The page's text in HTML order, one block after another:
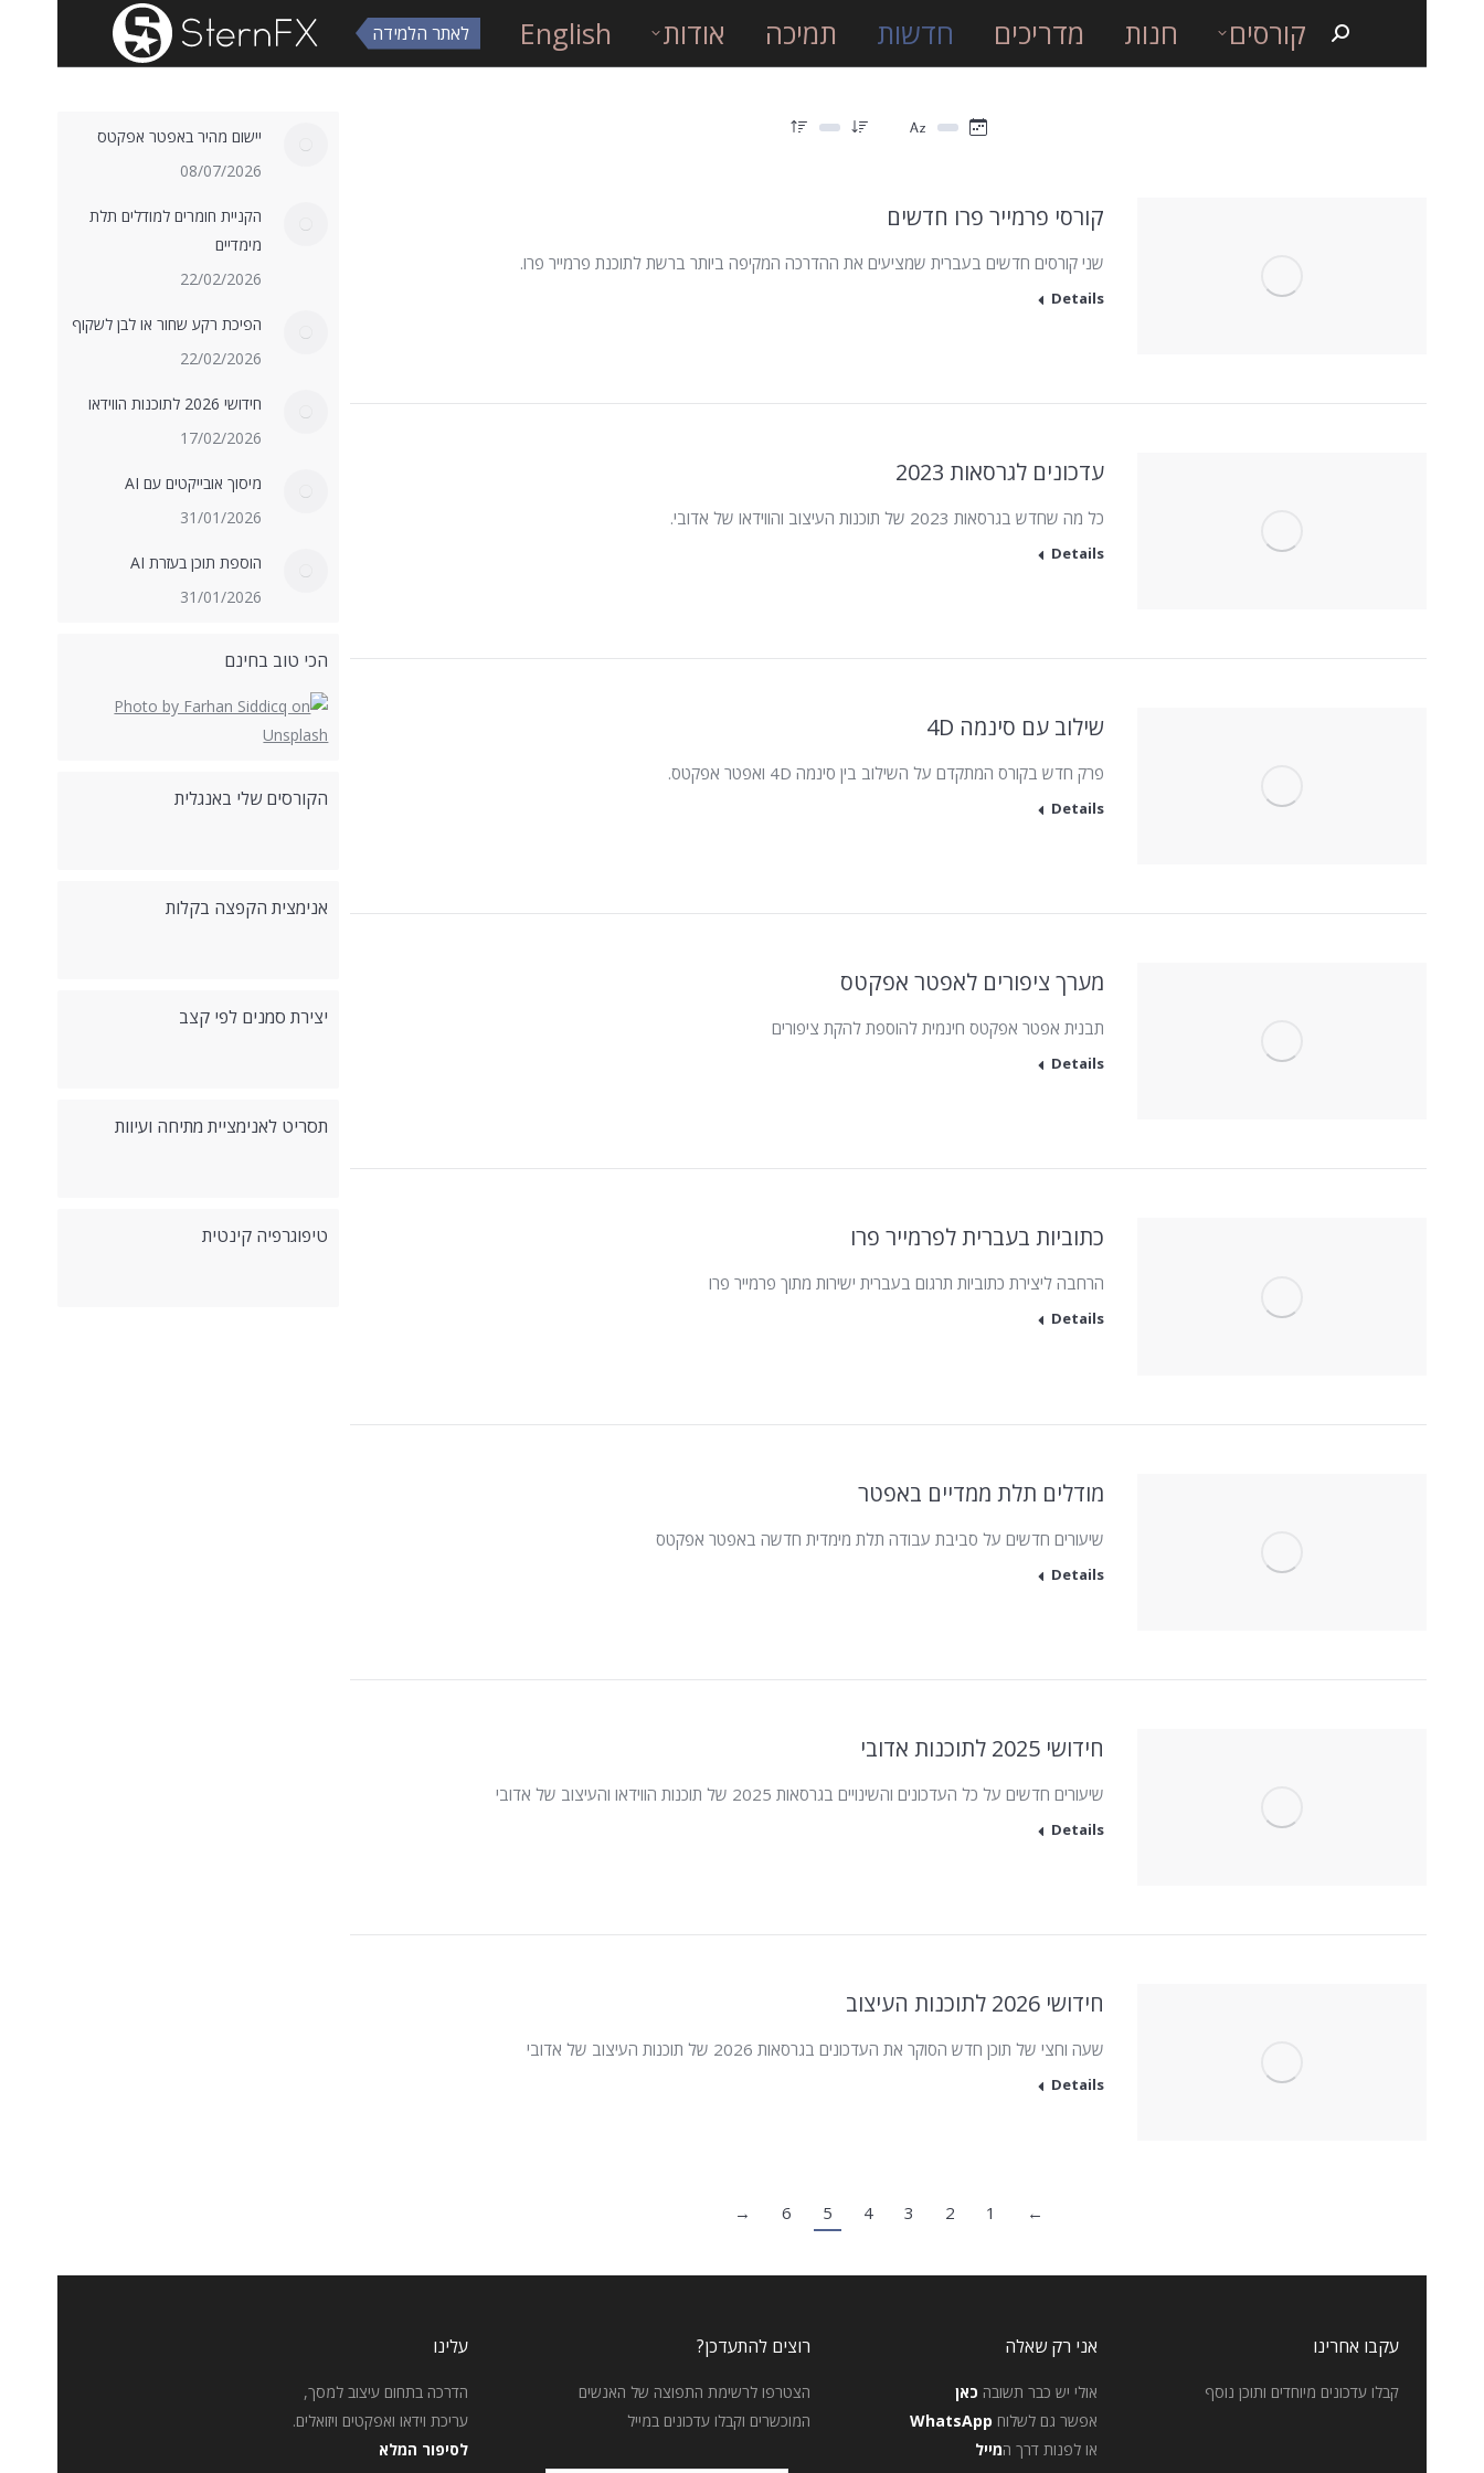
קורסים חנות מדריכים חדשות תמיכה אודות English לאתר הלמידה Search:
קורסי פרמייר פרו חדשים
שני קורסים חדשים בעברית שמציעים את ההדרכה המקיפה ביותר ברשת לתוכנת פרמייר פרו.
Details
עדכונים לגרסאות 2023
כל מה שחדש בגרסאות 2023 של תוכנות העיצוב והווידאו של אדובי.
Details
שילוב עם סינמה 4D
פרק חדש בקורס המתקדם על השילוב בין סינמה 4D ואפטר אפקטס.
Details
מערך ציפורים לאפטר אפקטס
תבנית אפטר אפקטס חינמית להוספת להקת ציפורים
Details
כתוביות בעברית לפרמייר פרו
הרחבה ליצירת כתוביות תרגום בעברית ישירות מתוך פרמייר פרו
Details
מודלים תלת ממדיים באפטר
שיעורים חדשים על סביבת עבודה תלת מימדית חדשה באפטר אפקטס
Details
חידושי 2025 לתוכנות אדובי
שיעורים חדשים על כל העדכונים והשינויים בגרסאות 2025 של תוכנות הווידאו והעיצוב של אדובי
Details
חידושי 2026 לתוכנות העיצוב
שעה וחצי של תוכן חדש הסוקר את העדכונים בגרסאות 2026 של תוכנות העיצוב של אדובי
Details
←
1
2
3
4
5
6
→
יישום מהיר באפטר אפקטס
08/07/2026
הקניית חומרים למודלים תלת
מימדיים
22/02/2026
הפיכת רקע שחור או לבן לשקוף
22/02/2026
חידושי 2026 לתוכנות הווידאו
17/02/2026
מיסוך אובייקטים עם AI
31/01/2026
הוספת תוכן בעזרת AI
31/01/2026
הכי טוב בחינם
הקורסים שלי באנגלית
אנימצית הקפצה בקלות
יצירת סמנים לפי קצב
תסריט לאנימציית מתיחה ועיוות
טיפוגרפיה קינטית
עקבו אחרינו
קבלו עדכונים מיוחדים ותוכן נוסף
אני רק שאלה
אולי יש כבר תשובה כאן
אפשר גם לשלוח WhatsApp
או לפנות דרך המייל
רוצים להתעדכן?
הצטרפו לרשימת התפוצה של האנשים
המוכשרים וקבלו עדכונים במייל
עלינו
הדרכה בתחום עיצוב למסך,
עריכת וידאו ואפקטים ויזואלים.
לסיפור המלא